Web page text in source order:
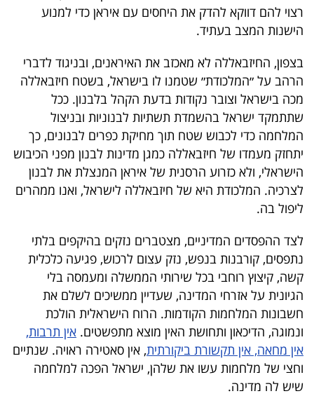
רצוי להם דווקא להדק את היחסים עם איראן כדי למנוע
הישנות המצב בעתיד.
בצפון, החיזבאללה לא מאכזב את האיראנים, ובניגוד לדברי
הרהב על ״המלכודת״ שטמנו לו בישראל, בשטח חיזבאללה
מכה בישראל וצובר נקודות בדעת הקהל בלבנון. ככל
שתתמקד ישראל בהשמדת תשתיות לבנוניות ובניצול
המלחמה כדי לכבוש שטח תוך מחיקת כפרים לבנונים, כך
יתחזק מעמדו של חיזבאללה כמגן מדינות לבנון מפני הכיבוש
הישראלי, ולא כזרוע הרסנית של איראן המנצלת את לבנון
לצרכיה. המלכודת היא של חיזבאללה לישראל, ואנו ממהרים
ליפול בה.
לצד ההפסדים המדיניים, מצטברים נזקים בהיקפים בלתי
נתפסים, קורבנות בנפש, נזק עצום לרכוש, פגיעה כלכלית
קשה, קיצוץ רוחבי בכל שירותי הממשלה ומעמסה בלי
הגיונית על אזרחי המדינה, שעדיין ממשיכים לשלם את
חשבונות המלחמות הקודמות. הרוח הישראלית הולכת
ונמוגה, הדיכאון ותחושת האין מוצא מתפשטים. אין תרבות,
אין מחאה, אין תקשורת ביקורתית, אין סאטירה ראויה. שנתיים
וחצי של מלחמות עשו את שלהן, ישראל הפכה למלחמה
שיש לה מדינה.